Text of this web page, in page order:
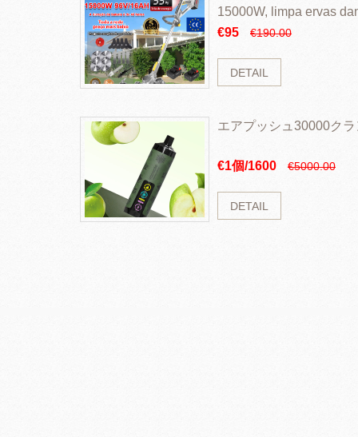
15000W, limpa ervas
rapidamente
€95 €190.00
DETAIL
エアプッシュ30000ク
€1個/1600 €5000.00
DETAIL